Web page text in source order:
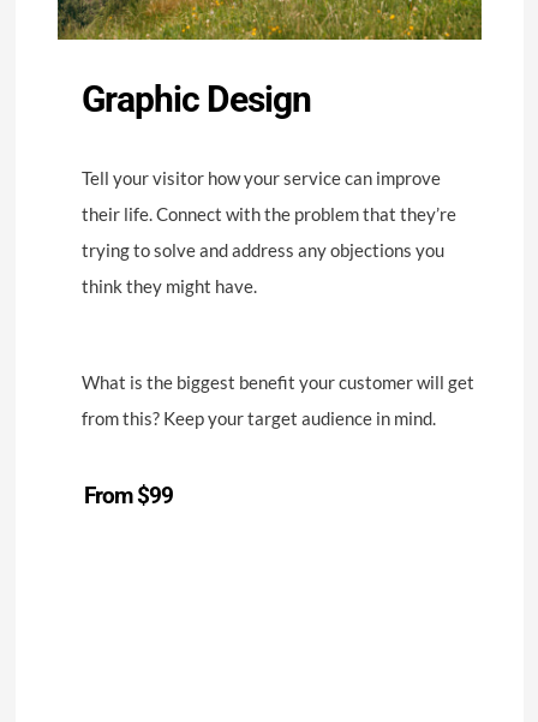
Graphic Design
Tell your visitor how your service can improve
their life. Connect with the problem that they’re
trying to solve and address any objections you
think they might have.
What is the biggest benefit your customer will get
from this? Keep your target audience in mind.
From $99